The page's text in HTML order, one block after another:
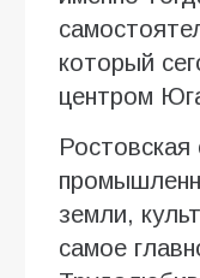
который
центром
земли,
самое